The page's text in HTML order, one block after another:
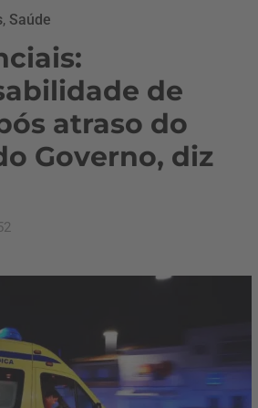
, Saúde
de
atraso do
Governo, diz